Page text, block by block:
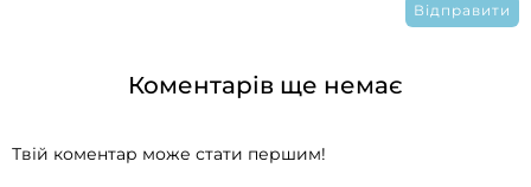
Коментарів ще немає
Твій коментар може стати першим!